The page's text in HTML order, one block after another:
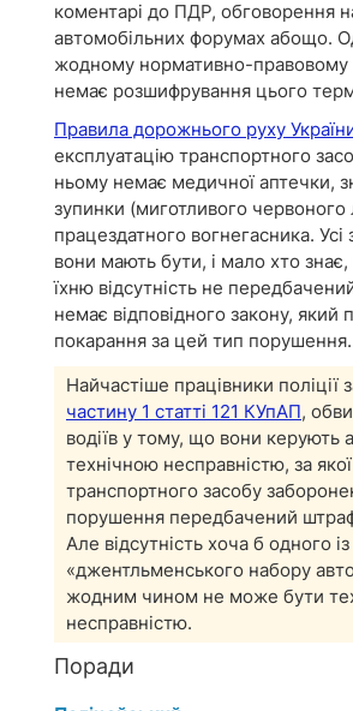
коментарі до ПДР, обговорення
автомобільних форумах абощо.
жодному нормативно-правовому
немає розшифрування цього
Правила дорожнього руху
експлуатацію транспортного
ньому немає медичної аптечки,
зупинки (миготливого червоного
працездатного вогнегасника.
вони мають бути, і мало хто
їхню відсутність не
немає відповідного закону, який
покарання за цей тип порушення.
Найчастіше працівники поліції
частину 1 статті 121 КУпАП,
водіїв у тому, що вони керують
технічною несправністю, за
транспортного засобу
порушення передбачений
Але відсутність хоча б одного
«джентльменського набору
жодним чином не може бути
несправністю.
Поради